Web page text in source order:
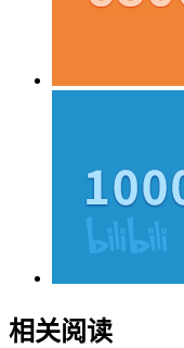
相关阅读